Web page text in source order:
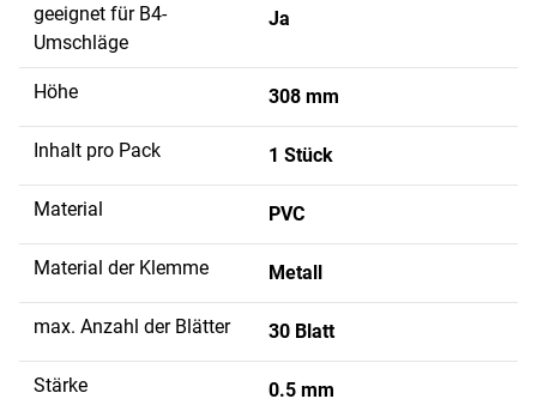
geeignet für B4-
Umschläge
Ja
Höhe 308 mm
Inhalt pro Pack 1 Stück
Material PVC
Material der Klemme Metall
max. Anzahl der Blätter 30 Blatt
Stärke 0.5 mm